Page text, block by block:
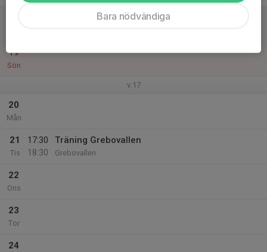
19
Sön
v.17
20
Mån
21
Tis
17:30
18:30
Träning Grebovallen
Grebovallen
22
Ons
23
Tor
24
Bara nödvändiga